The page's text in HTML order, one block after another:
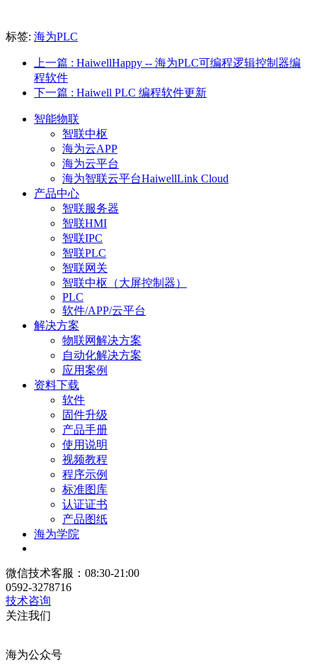
标签: 海为PLC
上一篇 : HaiwellHappy -- 海为PLC可编程逻辑控制器编
程软件
下一篇 : Haiwell PLC 编程软件更新
智能物联
智联中枢
海为云APP
海为云平台
海为智联云平台HaiwellLink Cloud
产品中心
智联服务器
智联HMI
智联IPC
智联PLC
智联网关
智联中枢（大屏控制器）
PLC
软件/APP/云平台
解决方案
物联网解决方案
自动化解决方案
应用案例
资料下载
软件
固件升级
产品手册
使用说明
视频教程
程序示例
标准图库
认证证书
产品图纸
海为学院
微信技术客服：08:30-21:00
0592-3278716
技术咨询
关注我们
海为公众号